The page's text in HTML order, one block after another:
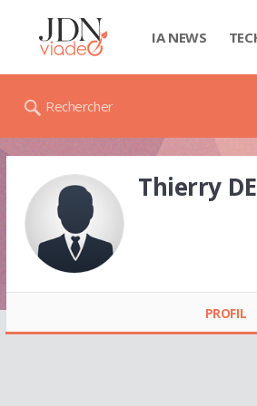
IA NEWS
Rechercher
Thierry
PROFIL